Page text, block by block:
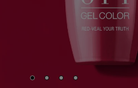
Skip to slide
Skip to slide
Skip to slide
Skip to slide